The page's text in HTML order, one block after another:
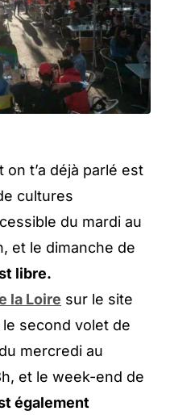
on t’a déjà parlé est
cultures
du mardi au
et le dimanche de
libre.
la Loire sur le site
second volet de
mercredi au
et le week-end de
également